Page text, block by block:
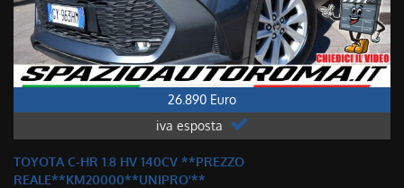
26.890 Euro
iva esposta
TOYOTA C-HR 1.8 HV 140CV **PREZZO
REALE**KM20000**UNIPRO'**